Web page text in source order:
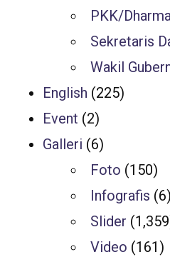
PKK/
Sekretaris
Wakil
English (225)
Event (2)
Galleri (6)
Foto (150)
Infografis (6)
Slider
Video (161)